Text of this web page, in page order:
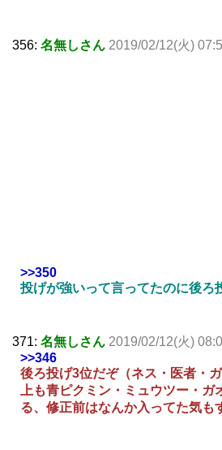
356: 名無しさん 2019/02/12(火)
>>350
投げが強いって言ってたのに後ろ
371: 名無しさん 2019/02/12(火)
>>346
後ろ投げ3位だぞ（ネス・医者・ガ
上も青ピクミン・ミュウツー・
る、修正前はなんか入ってた気も